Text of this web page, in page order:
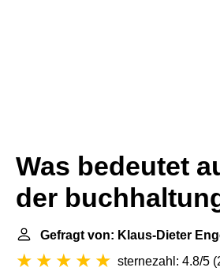
Was bedeutet
der
Gefragt von: Klaus-Dieter
sternezahl: 4.8/5 (